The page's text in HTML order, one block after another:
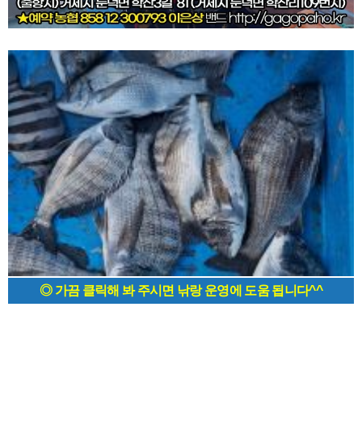
◎ 가끔 클릭해 봐 주시면 낚랑 운영에 도움 됩니다^^